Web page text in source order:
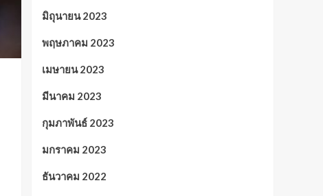
มิถุนายน 2023
พฤษภาคม 2023
เมษายน 2023
มีนาคม 2023
กุมภาพันธ์ 2023
มกราคม 2023
ธันวาคม 2022